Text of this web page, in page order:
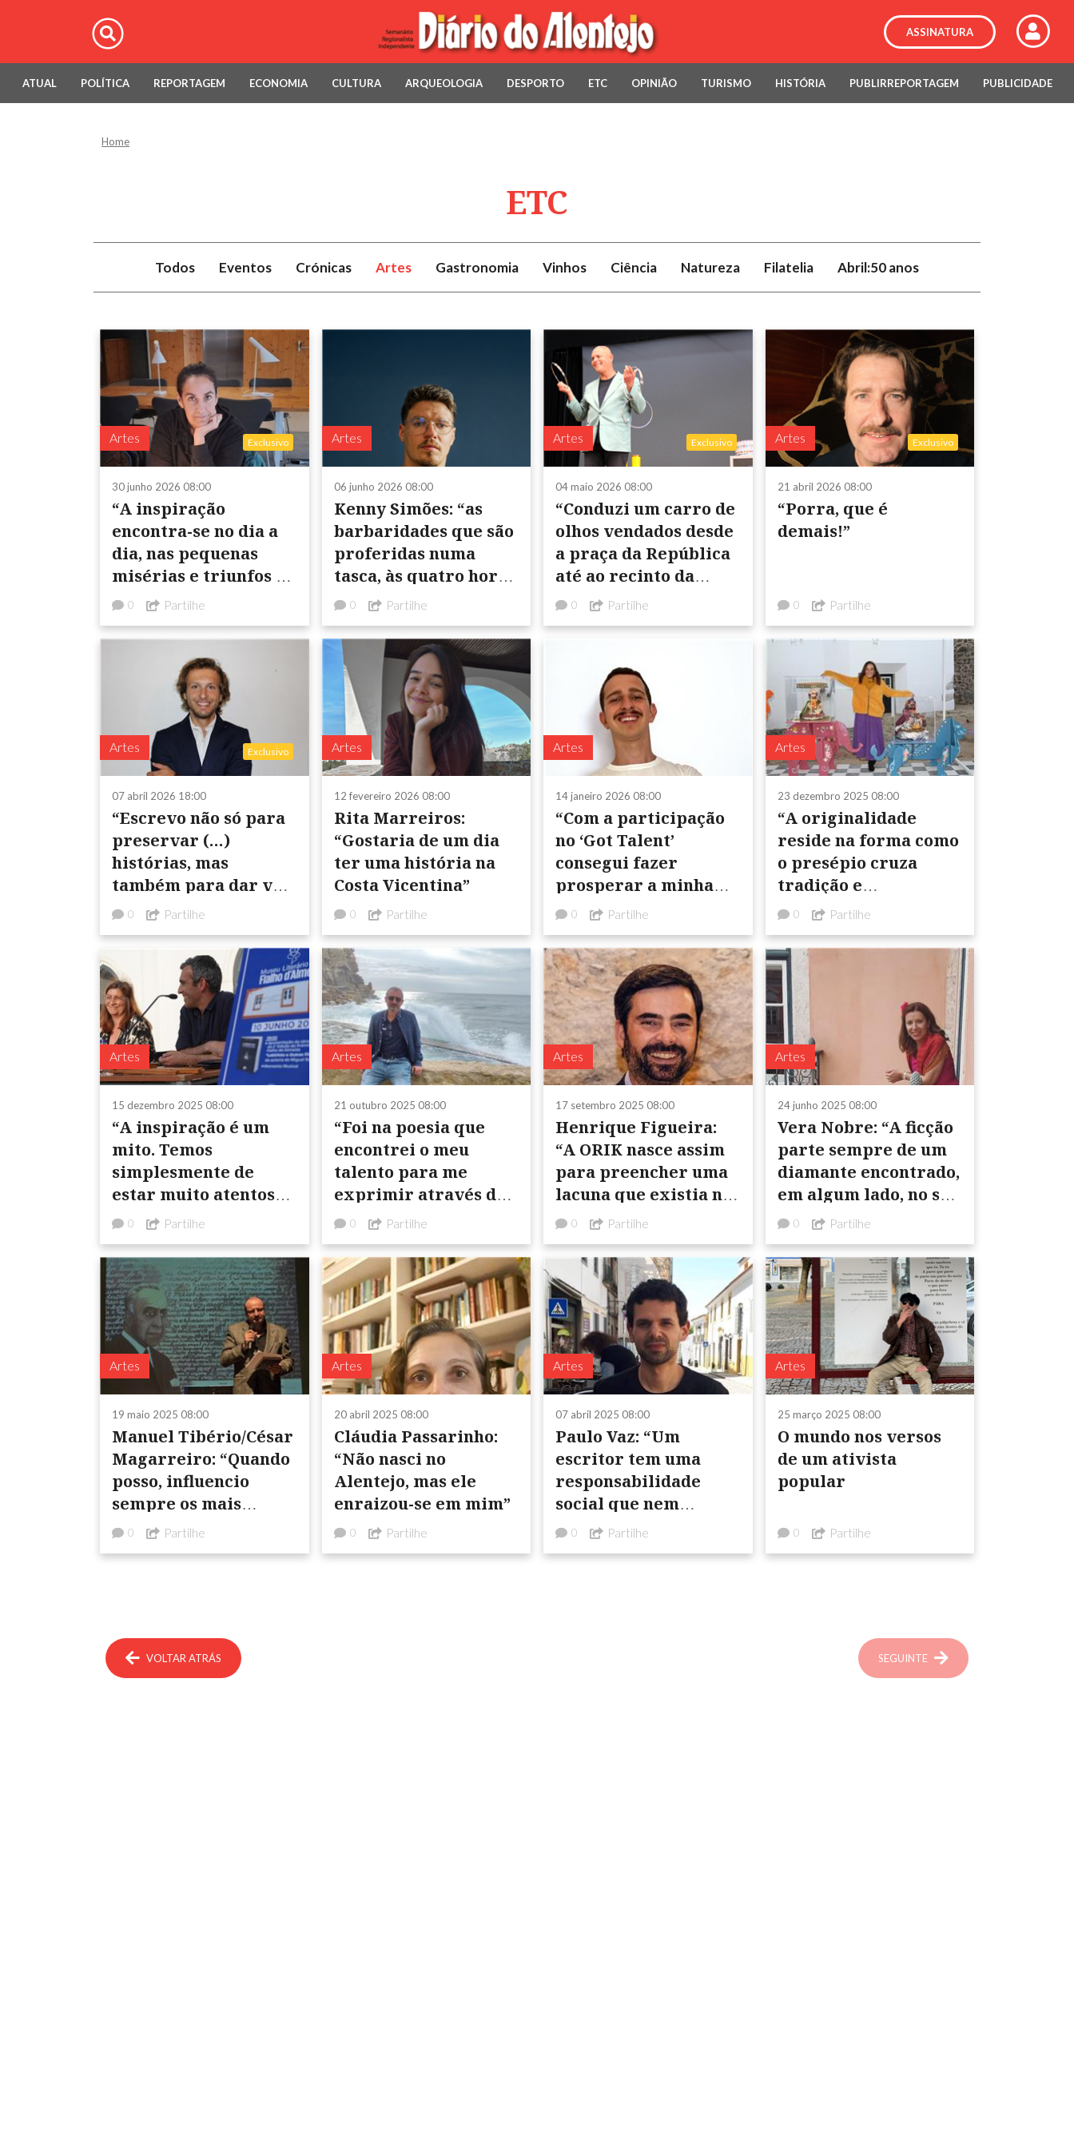
ASSINATURA
ATUAL POLÍTICA REPORTAGEM ECONOMIA CULTURA ARQUEOLOGIA DESPORTO ETC OPINIÃO TURISMO HISTÓRIA PUBLIRREPORTAGEM PUBLICIDADE
Home
ETC
Todos Eventos Crónicas Artes Gastronomia Vinhos Ciência Natureza Filatelia Abril:50 anos
Artes Exclusivo
30 junho 2026 08:00
“A inspiração
encontra-se no dia a
dia, nas pequenas
misérias e triunfos do
ser humano”
0 Partilhe
Artes
06 junho 2026 08:00
Kenny Simões: “as
barbaridades que são
proferidas numa
tasca, às quatro horas
da tarde, em Castro
Verde, não têm rival
cómico”
0 Partilhe
Artes Exclusivo
04 maio 2026 08:00
“Conduzi um carro de
olhos vendados desde
a praça da República
até ao recinto da
Ovibeja”
0 Partilhe
Artes Exclusivo
21 abril 2026 08:00
“Porra, que é
demais!”
0 Partilhe
Artes Exclusivo
07 abril 2026 18:00
“Escrevo não só para
preservar (…)
histórias, mas
também para dar voz
a pessoas e tradições”
0 Partilhe
Artes
12 fevereiro 2026 08:00
Rita Marreiros:
“Gostaria de um dia
ter uma história na
Costa Vicentina”
0 Partilhe
Artes
14 janeiro 2026 08:00
“Com a participação
no ‘Got Talent’
consegui fazer
prosperar a minha
carreira”
0 Partilhe
Artes
23 dezembro 2025 08:00
“A originalidade
reside na forma como
o presépio cruza
tradição e
contemporaneidade,
fé e território”
0 Partilhe
Artes
15 dezembro 2025 08:00
“A inspiração é um
mito. Temos
simplesmente de
estar muito atentos
ao que se passa à
nossa volta e no nosso
interior”
0 Partilhe
Artes
21 outubro 2025 08:00
“Foi na poesia que
encontrei o meu
talento para me
exprimir através da
escrita”
0 Partilhe
Artes
17 setembro 2025 08:00
Henrique Figueira:
“A ORIK nasce assim
para preencher uma
lacuna que existia na
divulgação e
preservação da nossa
memória”
0 Partilhe
Artes
24 junho 2025 08:00
Vera Nobre: “A ficção
parte sempre de um
diamante encontrado,
em algum lado, no seu
estado bruto, sendo
depois esculpido e
trabalhado ...
0 Partilhe
Artes
19 maio 2025 08:00
Manuel Tibério/César
Magarreiro: “Quando
posso, influencio
sempre os mais
jovens a escrever”
0 Partilhe
Artes
20 abril 2025 08:00
Cláudia Passarinho:
“Não nasci no
Alentejo, mas ele
enraizou-se em mim”
0 Partilhe
Artes
07 abril 2025 08:00
Paulo Vaz: “Um
escritor tem uma
responsabilidade
social que nem
sempre os autores
estão disponíveis ou
0 Partilhe
Artes
25 março 2025 08:00
O mundo nos versos
de um ativista
popular
0 Partilhe
VOLTAR ATRÁS SEGUINTE